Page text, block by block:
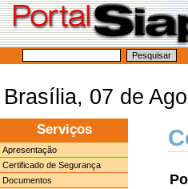
Brasília, 07 de
Serviços
Apresentação
Certificado de Segurança
Documentos